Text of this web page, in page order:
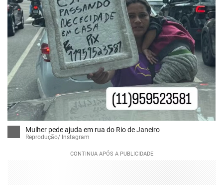
Mulher pede ajuda em rua do Rio de Janeiro
Reprodução/ Instagram